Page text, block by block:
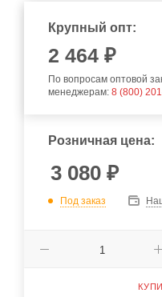
Крупный опт:
2 464 ₽
По вопросам оптовой
менеджерам: 8 (800)
Розничная цена:
3 080 ₽
Под заказ